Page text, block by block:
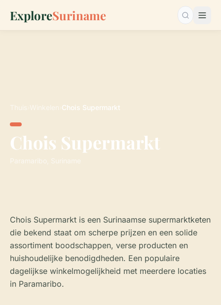
ExploreSuriname Zoeken…
Thuis Winkelen Chois Supermarkt
Chois Supermarkt
Paramaribo, Suriname
Chois Supermarkt is een Surinaamse supermarktketen
die bekend staat om scherpe prijzen en een solide
assortiment boodschappen, verse producten en
huishoudelijke benodigdheden. Een populaire
dagelijkse winkelmogelijkheid met meerdere locaties
in Paramaribo.